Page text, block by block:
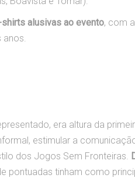
alusivas ao evento, com
anos.
era altura da
estimular a
dos Jogos Sem Fronteiras.
pontuadas tinham como